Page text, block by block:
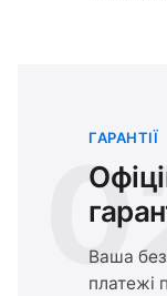
ГАРАНТІЇ
Ваша
платежі